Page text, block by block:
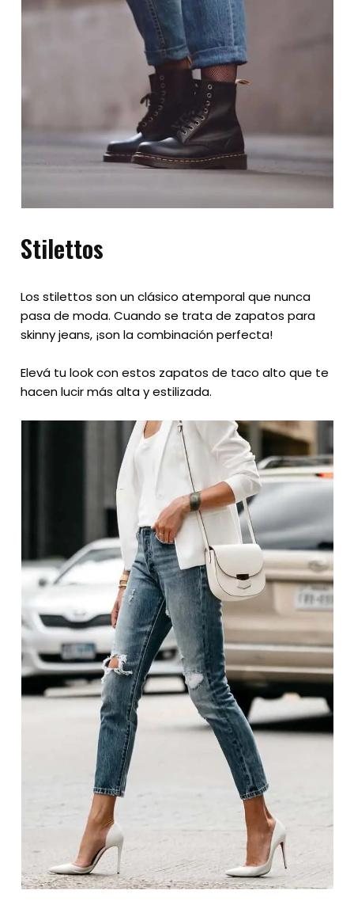
Stilettos
Los stilettos son un clásico atemporal que nunca
pasa de moda. Cuando se trata de zapatos para
skinny jeans, ¡son la combinación perfecta!
Elevá tu look con estos zapatos de taco alto que te
hacen lucir más alta y estilizada.